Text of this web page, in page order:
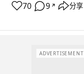
70 9 ↗ 分享
ADVERTISEMENT